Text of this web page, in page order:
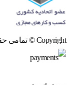
Copyright © تمامی حقوق مادی و معنوی وب سایت محفوظ می باشد